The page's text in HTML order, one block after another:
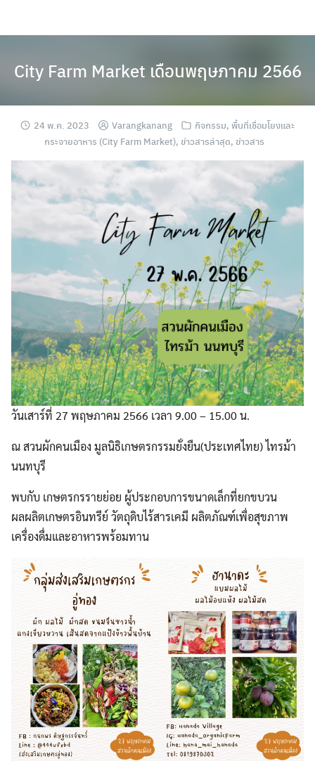
City Farm Market เดือนพฤษภาคม 2566
24 พ.ค. 2023 Varangkanang กิจกรรม, พื้นที่เชื่อมโยงและ
กระจายอาหาร (City Farm Market), ข่าวสารล่าสุด, ข่าวสาร
วันเสาร์ที่ 27 พฤษภาคม 2566 เวลา 9.00 – 15.00 น.
ณ สวนผักคนเมือง มูลนิธิเกษตรกรรมยั่งยืน(ประเทศไทย) ไทรม้า
นนทบุรี
พบกับ เกษตรกรรายย่อย ผู้ประกอบการขนาดเล็กที่ยกขบวน
ผลผลิตเกษตรอินทรีย์ วัตถุดิบไร้สารเคมี ผลิตภัณฑ์เพื่อสุขภาพ
เครื่องดื่มและอาหารพร้อมทาน